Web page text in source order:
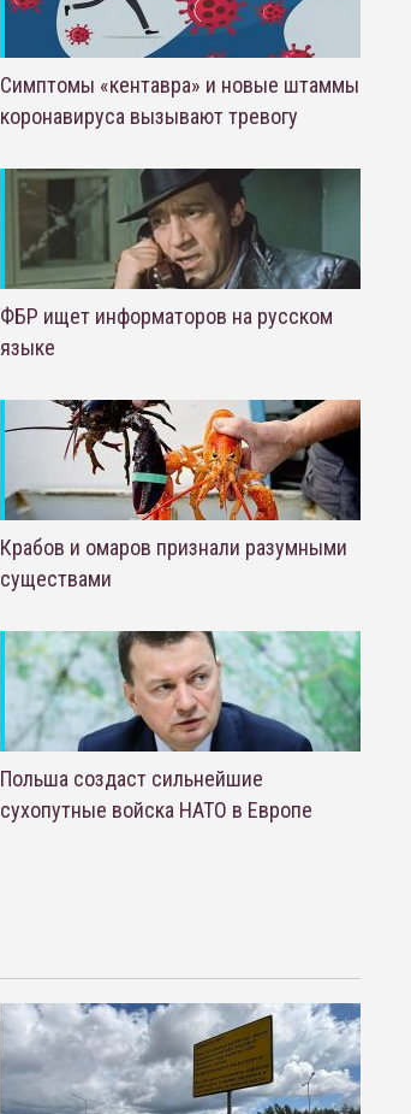
Симптомы «кентавра» и новые штаммы
коронавируса вызывают тревогу
ФБР ищет информаторов на русском
языке
Крабов и омаров признали разумными
существами
Польша создаст сильнейшие
сухопутные войска НАТО в Европе